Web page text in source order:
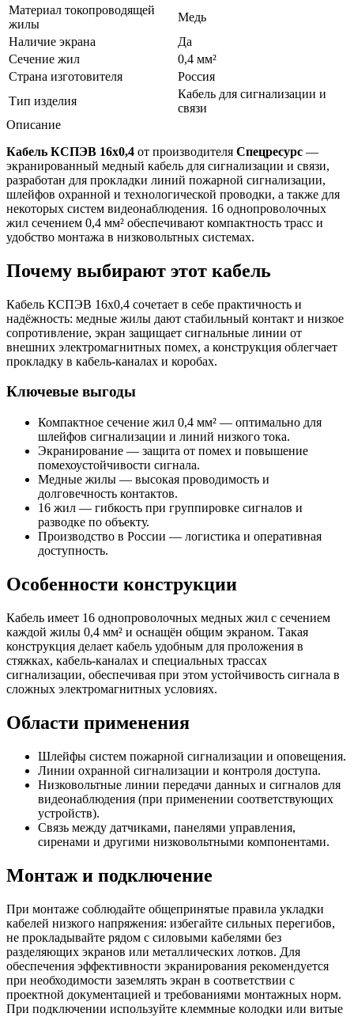
Материал токопроводящей
жилы
Медь
Наличие экрана
Да
Сечение жил
0,4 мм²
Страна изготовителя
Россия
Тип изделия
Кабель для сигнализации и
связи
Описание
Кабель КСПЭВ 16х0,4 от производителя Спецресурс —
экранированный медный кабель для сигнализации и связи,
разработан для прокладки линий пожарной сигнализации,
шлейфов охранной и технологической проводки, а также для
некоторых систем видеонаблюдения. 16 однопроволочных
жил сечением 0,4 мм² обеспечивают компактность трасс и
удобство монтажа в низковольтных системах.
Почему выбирают этот кабель
Кабель КСПЭВ 16х0,4 сочетает в себе практичность и
надёжность: медные жилы дают стабильный контакт и низкое
сопротивление, экран защищает сигнальные линии от
внешних электромагнитных помех, а конструкция облегчает
прокладку в кабель-каналах и коробах.
Ключевые выгоды
Компактное сечение жил 0,4 мм² — оптимально для
шлейфов сигнализации и линий низкого тока.
Экранирование — защита от помех и повышение
помехоустойчивости сигнала.
Медные жилы — высокая проводимость и
долговечность контактов.
16 жил — гибкость при группировке сигналов и
разводке по объекту.
Производство в России — логистика и оперативная
доступность.
Особенности конструкции
Кабель имеет 16 однопроволочных медных жил с сечением
каждой жилы 0,4 мм² и оснащён общим экраном. Такая
конструкция делает кабель удобным для проложения в
стяжках, кабель-каналах и специальных трассах
сигнализации, обеспечивая при этом устойчивость сигнала в
сложных электромагнитных условиях.
Области применения
Шлейфы систем пожарной сигнализации и оповещения.
Линии охранной сигнализации и контроля доступа.
Низковольтные линии передачи данных и сигналов для
видеонаблюдения (при применении соответствующих
устройств).
Связь между датчиками, панелями управления,
сиренами и другими низковольтными компонентами.
Монтаж и подключение
При монтаже соблюдайте общепринятые правила укладки
кабелей низкого напряжения: избегайте сильных перегибов,
не прокладывайте рядом с силовыми кабелями без
разделяющих экранов или металлических лотков. Для
обеспечения эффективности экранирования рекомендуется
при необходимости заземлять экран в соответствии с
проектной документацией и требованиями монтажных норм.
При подключении используйте клеммные колодки или витые